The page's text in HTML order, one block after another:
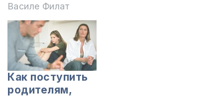
Василе Филат
Как поступить
родителям,